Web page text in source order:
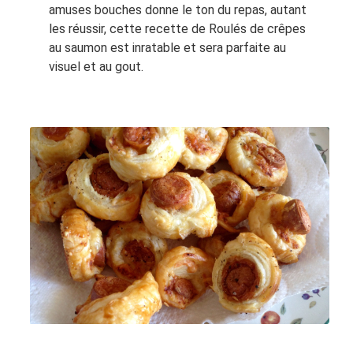
amuses bouches donne le ton du repas, autant
les réussir, cette recette de Roulés de crêpes
au saumon est inratable et sera parfaite au
visuel et au gout.